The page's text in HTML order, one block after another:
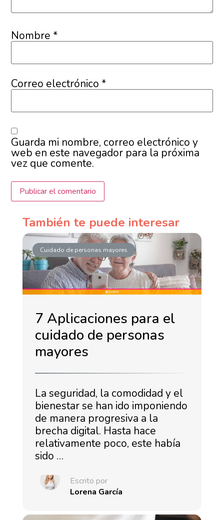
Nombre*
Correo electrónico*
Guarda mi nombre, correo electrónico y
web en este navegador para la próxima
vez que comente.
También te puede interesar
Cuidado de personas mayores
7 Aplicaciones para el
cuidado de personas
mayores
La seguridad, la comodidad y el
bienestar se han ido imponiendo
de manera progresiva a la
brecha digital. Hasta hace
relativamente poco, este había
sido …
Escrito por
Lorena García